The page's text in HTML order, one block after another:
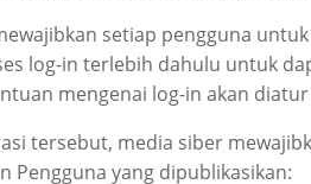
setiap pengguna
log-in terlebih dahulu untuk
mengenai log-in akan
tersebut, media siber
Pengguna yang dipublikasikan: